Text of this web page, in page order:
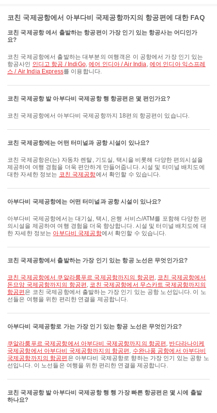
코친 국제공항에서 아부다비 국제공항까지의 항공편에 대한 FAQ
코친 국제공항 에서 출발하는 항공편이 가장 인기 있는 항공사는 어디인가
요?
코친 국제공항에서 출발하는 대부분의 여행객은 이 공항에서 가장 인기 있는
항공사인 인디고 항공 / IndiGo,에어 인디아 / Air India, 에어 인디아 익스프레
스 / Air India Express를 이용합니다.
코친 국제공항 발 아부다비 국제공항 행 항공편은 몇 편인가요?
코친 국제공항에서 아부다비 국제공항까지 18편의 항공편이 있습니다.
코친 국제공항에는 어떤 터미널과 공항 시설이 있나요?
코친 국제공항은(는) 자동차 렌탈, 기도실, 택시을 비롯해 다양한 편의시설을
제공하여 여행 경험을 더욱 편안하게 만들어줍니다. 시설 및 터미널 배치도에
대한 자세한 정보는 코친 국제공항에서 확인할 수 있습니다.
아부다비 국제공항에는 어떤 터미널과 공항 시설이 있나요?
아부다비 국제공항에서는 대기실, 택시, 은행 서비스/ATM를 포함해 다양한 편
의시설을 제공하여 여행 경험을 더욱 향상합니다. 시설 및 터미널 배치도에 대
한 자세한 정보는 아부다비 국제공항에서 확인할 수 있습니다.
코친 국제공항에서 출발하는 가장 인기 있는 항공 노선은 무엇인가요?
코친 국제공항에서 쿠알라룸푸르 국제공항까지의 항공편 , 코친 국제공항에서
돈므앙 국제공항까지의 항공편 , 코친 국제공항에서 무스카트 국제공항까지의
항공편 은 코친 국제공항에서 출발하는 가장 인기 있는 공항 노선입니다. 이 노
선들은 여행을 위한 편리한 연결을 제공합니다.
아부다비 국제공항로 가는 가장 인기 있는 항공 노선은 무엇인가요?
쿠알라룸푸르 국제공항에서 아부다비 국제공항까지의 항공편 , 반다라나이케
국제공항에서 아부다비 국제공항까지의 항공편 , 수완나품 공항에서 아부다비
국제공항까지의 항공편 은 아부다비 국제공항로 향하는 가장 인기 있는 공항 노
선입니다. 이 노선들은 여행을 위한 편리한 연결을 제공합니다.
코친 국제공항 발 아부다비 국제공항 행 행 가장 빠른 항공편은 몇 시에 출발
하나요?